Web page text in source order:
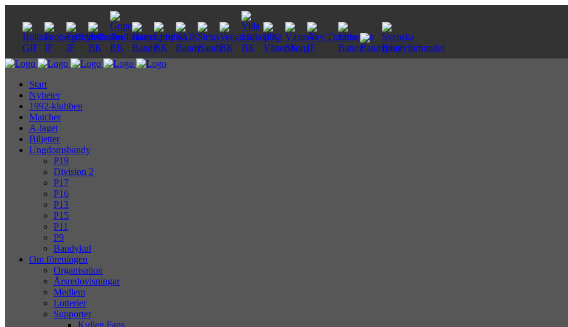
Start
Nyheter
1992-klubben
Matcher
A-laget
Biljetter
Ungdomsbandy
P19
Division 2
P17
P16
P13
P15
P11
P9
Bandykul
Om föreningen
Organisation
Årsredovisningar
Medlem
Lotterier
Supporter
Kullen Fans